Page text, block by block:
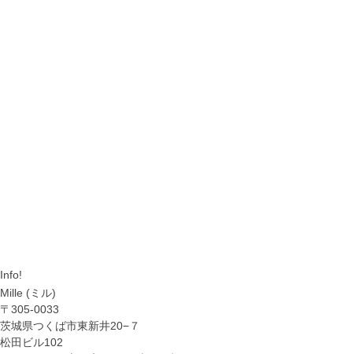
Info!
Mille (ミル)
〒305-0033
茨城県つくば市東新井20−７
松田ビル102